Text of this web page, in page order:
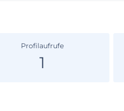
Profilaufrufe
1